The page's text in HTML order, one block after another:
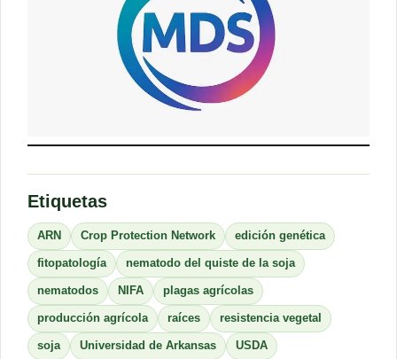
Etiquetas
ARN Crop Protection Network edición genética
fitopatología nematodo del quiste de la soja
nematodos NIFA plagas agrícolas
producción agrícola raíces resistencia vegetal
soja Universidad de Arkansas USDA